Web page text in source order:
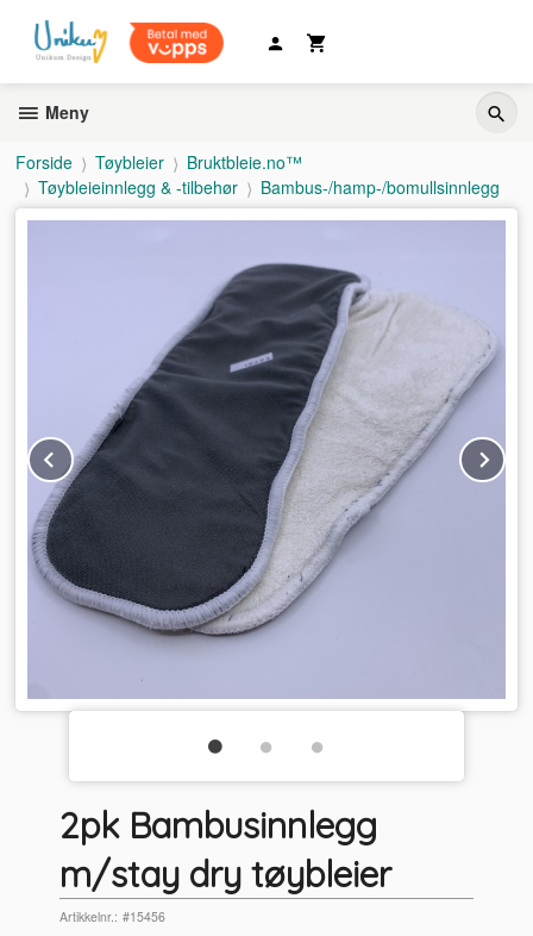
innholdet
Meny
Forside Tøybleier
Bruktbleie.no™
Tøybleieinnlegg & -tilbehør
Bambus-/hamp-/bomullsinnlegg
Prev
2pk Bambusinnlegg
m/stay dry tøybleier
Artikkelnr.: #15456